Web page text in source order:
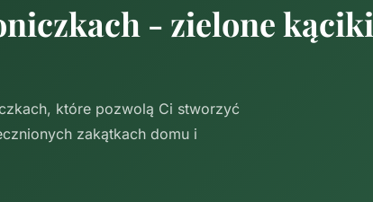
- zielone kąciki
które pozwolą Ci stworzyć
zakątkach domu i